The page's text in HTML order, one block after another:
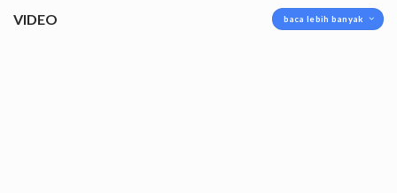
VIDEO baca lebih banyak